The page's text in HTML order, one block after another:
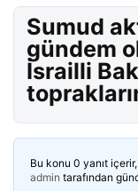
Sumud
gündem
İsrailli
Bu konu 0 yanıt
admin tarafından